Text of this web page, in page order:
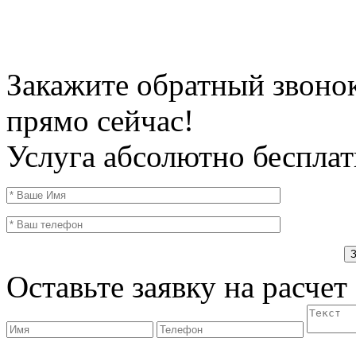
Закажите обратный
прямо сейчас!
Услуга абсолютно
Оставьте заявку на расчет